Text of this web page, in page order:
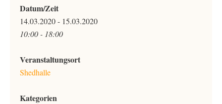
Datum/Zeit
14.03.2020 - 15.03.2020
10:00 - 18:00
Veranstaltungsort
Shedhalle
Kategorien